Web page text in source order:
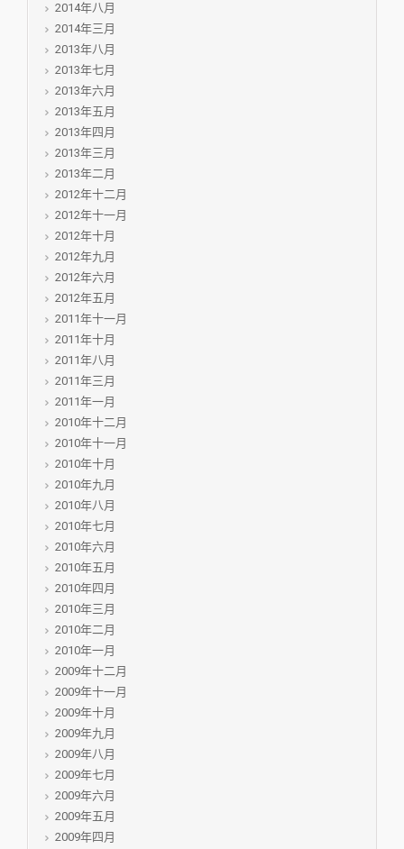
2014年八月
2014年三月
2013年八月
2013年七月
2013年六月
2013年五月
2013年四月
2013年三月
2013年二月
2012年十二月
2012年十一月
2012年十月
2012年九月
2012年六月
2012年五月
2011年十一月
2011年十月
2011年八月
2011年三月
2011年一月
2010年十二月
2010年十一月
2010年十月
2010年九月
2010年八月
2010年七月
2010年六月
2010年五月
2010年四月
2010年三月
2010年二月
2010年一月
2009年十二月
2009年十一月
2009年十月
2009年九月
2009年八月
2009年七月
2009年六月
2009年五月
2009年四月